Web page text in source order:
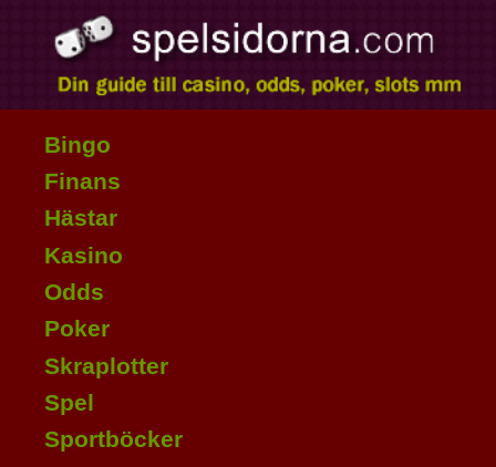
Bingo
Finans
Hästar
Kasino
Odds
Poker
Skraplotter
Spel
Sportböcker